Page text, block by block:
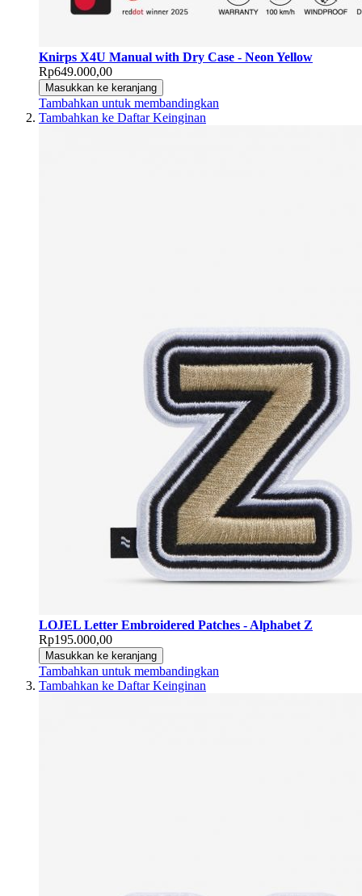
Knirps X4U Manual with Dry Case - Neon Yellow
Rp649.000,00
Masukkan ke keranjang
Tambahkan untuk membandingkan
Tambahkan ke Daftar Keinginan
LOJEL Letter Embroidered Patches - Alphabet Z
Rp195.000,00
Masukkan ke keranjang
Tambahkan untuk membandingkan
Tambahkan ke Daftar Keinginan